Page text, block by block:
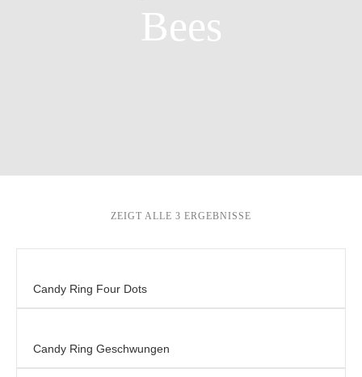
Bees
ZEIGT ALLE 3 ERGEBNISSE
Candy Ring Four Dots
Candy Ring Geschwungen